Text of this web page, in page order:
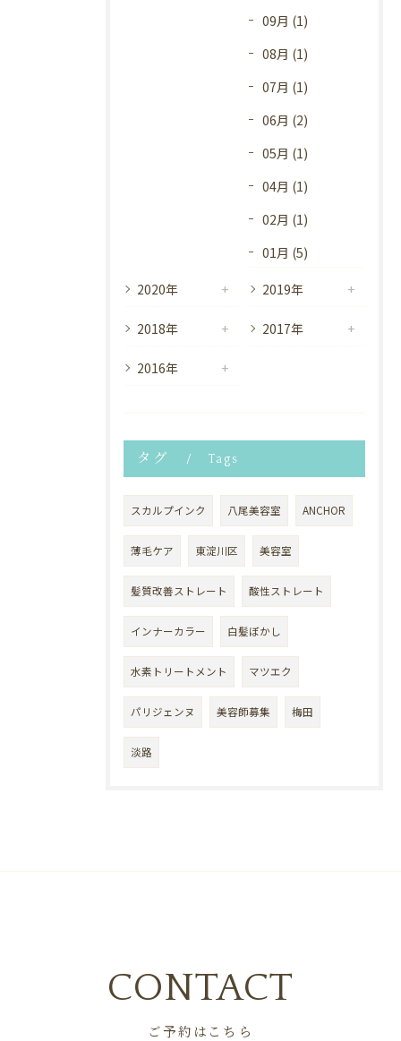
09月 (1)
08月 (1)
07月 (1)
06月 (2)
05月 (1)
04月 (1)
02月 (1)
01月 (5)
2020年 2019年
2018年 2017年
2016年
タグ Tags
スカルプインク 八尾美容室 ANCHOR
薄毛ケア 東淀川区 美容室
髪質改善ストレート 酸性ストレート
インナーカラー 白髪ぼかし
水素トリートメント マツエク
パリジェンヌ 美容師募集 梅田
淡路
ご予約はこちら
CONTACT